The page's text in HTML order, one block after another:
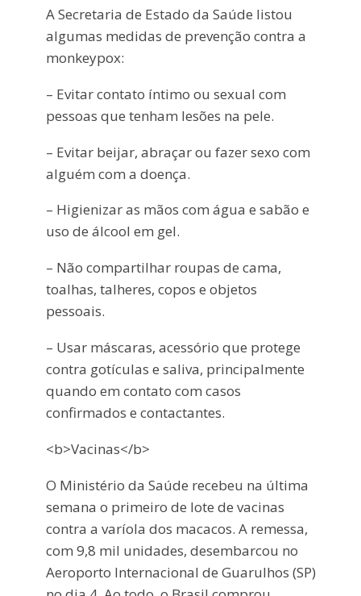
A Secretaria de Estado da Saúde listou
algumas medidas de prevenção contra a
monkeypox:
– Evitar contato íntimo ou sexual com
pessoas que tenham lesões na pele.
– Evitar beijar, abraçar ou fazer sexo com
alguém com a doença.
– Higienizar as mãos com água e sabão e
uso de álcool em gel.
– Não compartilhar roupas de cama,
toalhas, talheres, copos e objetos
pessoais.
– Usar máscaras, acessório que protege
contra gotículas e saliva, principalmente
quando em contato com casos
confirmados e contactantes.
<b>Vacinas</b>
O Ministério da Saúde recebeu na última
semana o primeiro de lote de vacinas
contra a varíola dos macacos. A remessa,
com 9,8 mil unidades, desembarcou no
Aeroporto Internacional de Guarulhos (SP)